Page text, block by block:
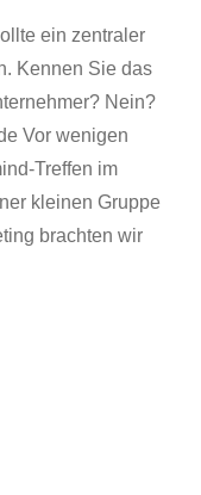
ein zentraler
Kennen Sie das
Nein?
Vor wenigen
Treffen im
kleinen Gruppe
brachten wir